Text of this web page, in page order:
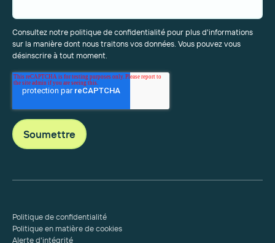
Consultez notre politique de confidentialité pour plus d'informations
sur la manière dont nous traitons vos données. Vous pouvez vous
désinscrire à tout moment.
Politique de confidentialité
Politique en matière de cookies
Alerte d'intégrité